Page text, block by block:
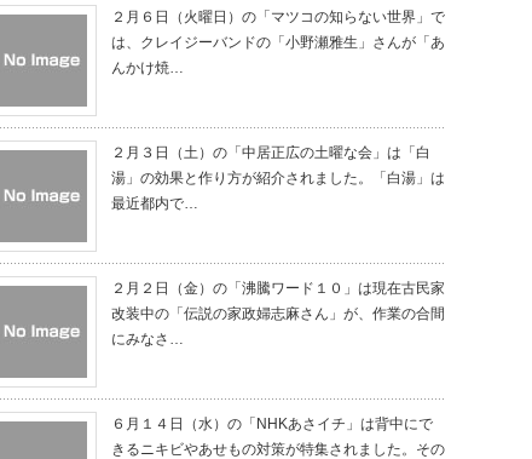
２月６日（火曜日）の「マツコの知らない世界」で
は、クレイジーバンドの「小野瀬雅生」さんが「あ
んかけ焼…
２月３日（土）の「中居正広の土曜な会」は「白
湯」の効果と作り方が紹介されました。「白湯」は
最近都内で…
２月２日（金）の「沸騰ワード１０」は現在古民家
改装中の「伝説の家政婦志麻さん」が、作業の合間
にみなさ…
６月１４日（水）の「NHKあさイチ」は背中にで
きるニキビやあせもの対策が特集されました。その